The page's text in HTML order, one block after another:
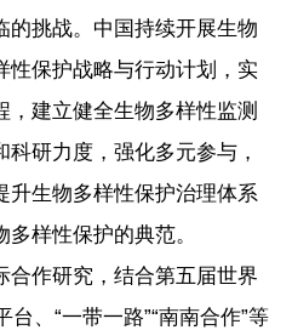
的挑战。中国持续开展生物
性保护战略与行动计划，实
建立健全生物多样性监测
研力度，强化多元参与，
升生物多样性保护治理体系
样性保护的典范。
合作研究，结合第五届世界
、“一带一路”“南南合作”等